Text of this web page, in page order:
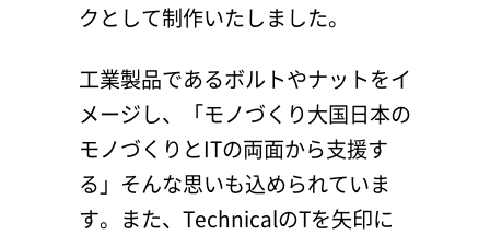
クとして制作いたしました。
工業製品であるボルトやナットをイ
メージし、「モノづくり大国日本の
モノづくりとITの両面から支援す
る」そんな思いも込められていま
す。また、TechnicalのTを矢印に